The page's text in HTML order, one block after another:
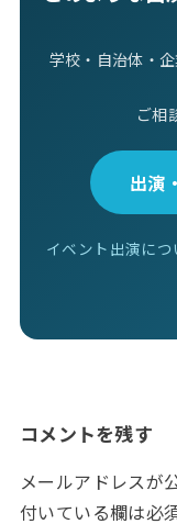
学校・自治体・
ご相
出演
イベント出演につ
コメントを残す
メールアドレスが
付いている欄は必